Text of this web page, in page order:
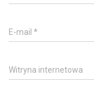
E-mail *
Witryna internetowa